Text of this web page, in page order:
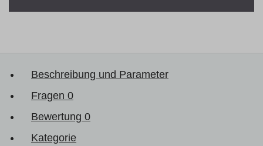
Beschreibung und Parameter
Fragen 0
Bewertung 0
Kategorie